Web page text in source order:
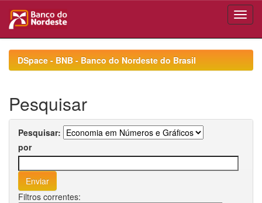
navigationDSpace - BNB - Banco do Nordeste do Brasil
Pesquisar
Pesquisar:
por
Filtros correntes: